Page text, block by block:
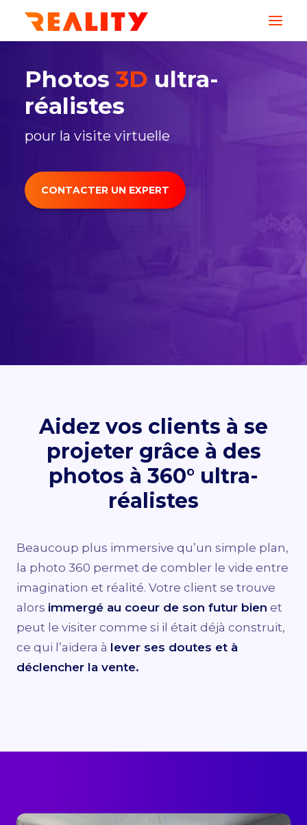
SERVICES
CREATIONS
Photos 3D ultra-
réalistes
pour la visite virtuelle
CONTACTER UN EXPERT
Aidez vos clients à se
projeter grâce à des
photos à 360° ultra-
réalistes
Beaucoup plus immersive qu’un simple plan,
la photo 360 permet de combler le vide entre
imagination et réalité. Votre client se trouve
alors immergé au coeur de son futur bien et
peut le visiter comme si il était déjà construit,
ce qui l’aidera à lever ses doutes et à
déclencher la vente.